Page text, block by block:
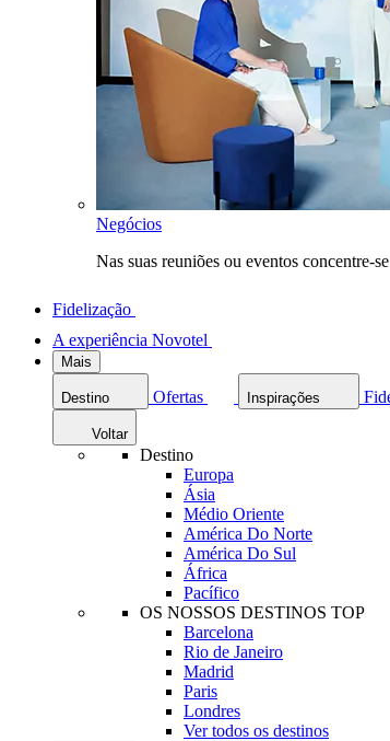
Negócios
Nas suas reuniões ou eventos concentre-
Fidelização
A experiência Novotel
Mais
Destino Ofertas Inspirações
Voltar
Destino
Europa
Ásia
Médio Oriente
América Do Norte
América Do Sul
África
Pacífico
OS NOSSOS DESTINOS TOP
Barcelona
Rio de Janeiro
Madrid
Paris
Londres
Ver todos os destinos